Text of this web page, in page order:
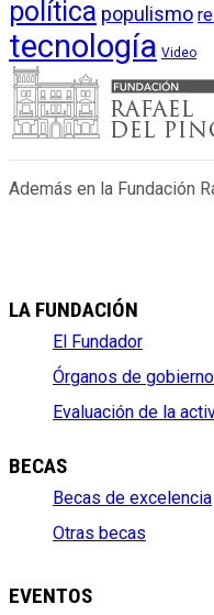
política populismo
tecnología Video
Además en la Fundación
LA FUNDACIÓN
El Fundador
Órganos de gobierno
Evaluación de la
BECAS
Becas de excelencia
Otras becas
EVENTOS